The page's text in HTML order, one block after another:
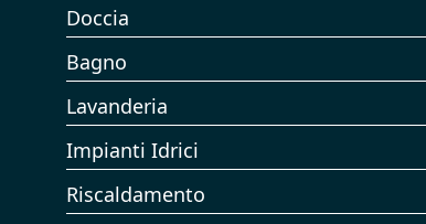
Doccia
Bagno
Lavanderia
Impianti Idrici
Riscaldamento